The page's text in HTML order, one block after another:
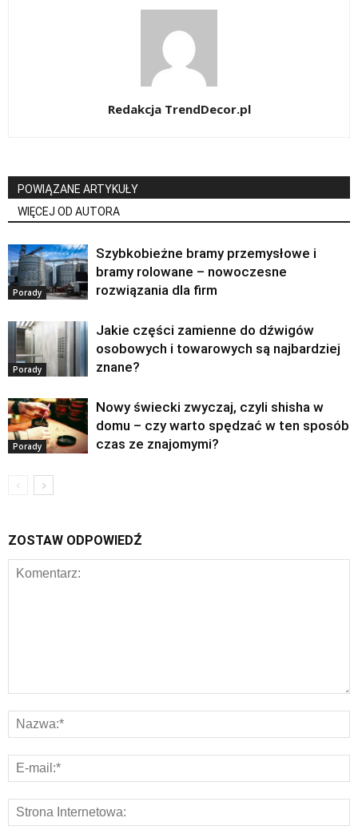
Redakcja TrendDecor.pl
POWIĄZANE ARTYKUŁY
WIĘCEJ OD AUTORA
Porady
Szybkobieżne bramy przemysłowe i
bramy rolowane – nowoczesne
rozwiązania dla firm
Porady
Jakie części zamienne do dźwigów
osobowych i towarowych są najbardziej
znane?
Porady
Nowy świecki zwyczaj, czyli shisha w
domu – czy warto spędzać w ten sposób
czas ze znajomymi?
ZOSTAW ODPOWIEDŹ